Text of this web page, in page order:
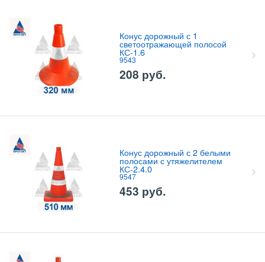
Конус дорожный с 1
светоотражающей полосой
КС-1.6
9543
208 руб.
Конус дорожный с 2 белыми
полосами с утяжелителем
КС-2.4.0
9547
453 руб.